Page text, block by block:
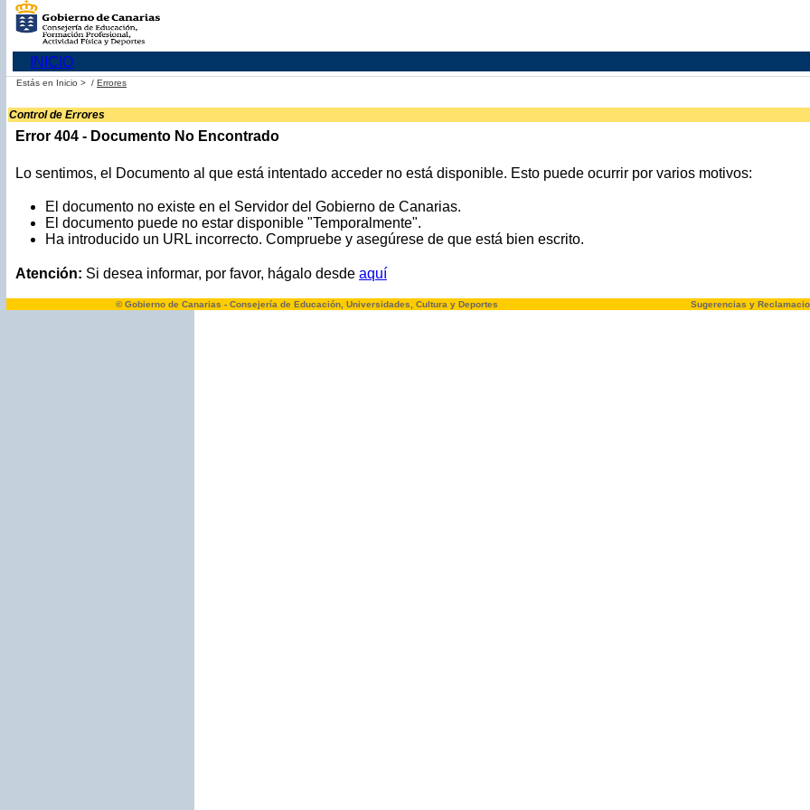
INICIO
Estás en Inicio > / Errores
Control de Errores
Error 404 - Documento No Encontrado
Lo sentimos, el Documento al que está intentado acceder no está disponible. Esto puede ocurrir por varios motivos:
El documento no existe en el Servidor del Gobierno de Canarias.
El documento puede no estar disponible "Temporalmente".
Ha introducido un URL incorrecto. Compruebe y asegúrese de que está bien escrito.
Atención: Si desea informar, por favor, hágalo desde aquí
© Gobierno de Canarias - Consejería de Educación, Universidades, Cultura y Deportes Sugerencias y